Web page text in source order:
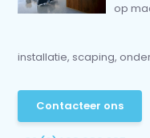
op
installatie, scaping,
Contacteer ons